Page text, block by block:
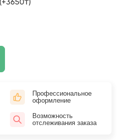
Профессиональное
оформление
Возможность
отслеживания заказа